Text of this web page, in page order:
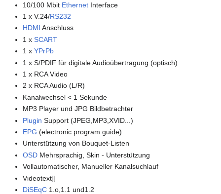
10/100 Mbit Ethernet Interface
1 x V.24/RS232
HDMI Anschluss
1 xSCART
1 xYPrPb
1 x S/PDIF für digitale Audioübertragung (optisch)
1 x RCA Video
2 x RCA Audio (L/R)
Kanalwechsel < 1 Sekunde
MP3 Player und JPG Bildbetrachter
Plugin Support (JPEG,MP3,XVID...)
EPG(electronic program guide)
Unterstützung von Bouquet-Listen
OSD Mehrsprachig, Skin - Unterstützung
Vollautomatischer, Manueller Kanalsuchlauf
Videotext]]
DiSEqC 1.o,1.1 und1.2